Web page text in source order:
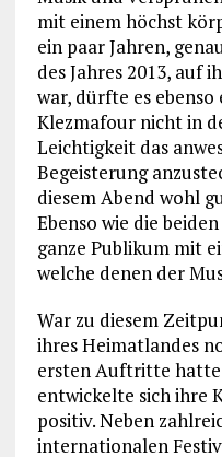
mit einem höchst
ein paar Jahren,
des Jahres 2013, auf
war, dürfte es ebenso
Klezmafour nicht in
Leichtigkeit das
Begeisterung
diesem Abend wohl
Ebenso wie die
ganze Publikum mit
welche denen der
War zu diesem
ihres Heimatlandes
ersten Auftritte hatte
entwickelte sich ihre
positiv. Neben
internationalen